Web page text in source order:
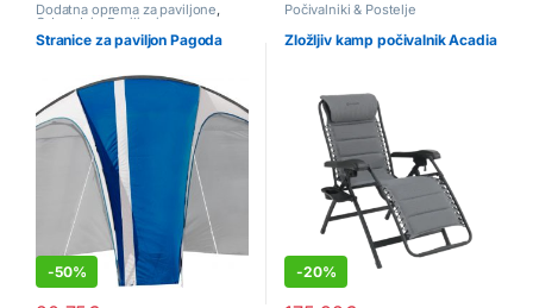
Dodatna oprema za paviljone,
Odprodaja , Paviljoni
Stranice za paviljon Pagoda
-50%
Počivalniki & Postelje
Zložljiv kamp počivalnik Acadia
-20%